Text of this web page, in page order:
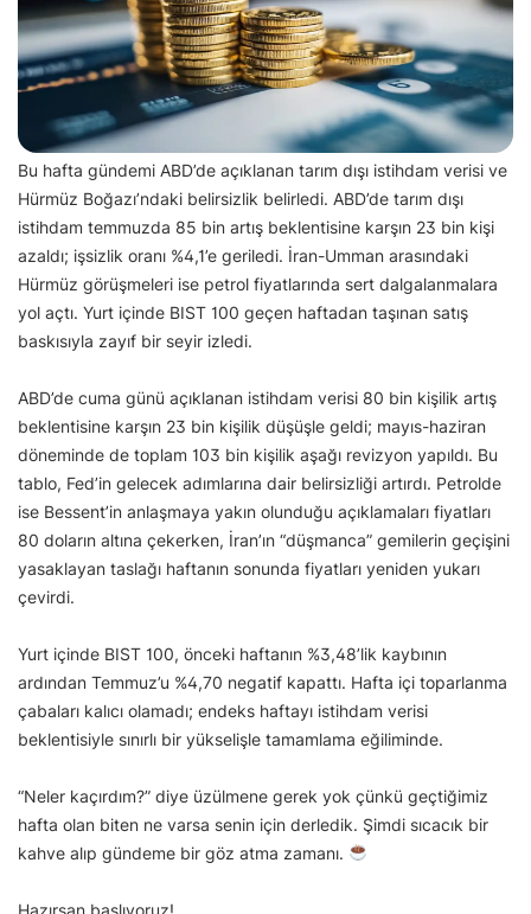
Bu hafta gündemi ABD’de açıklanan tarım dışı istihdam verisi ve
Hürmüz Boğazı’ndaki belirsizlik belirledi. ABD’de tarım dışı
istihdam temmuzda 85 bin artış beklentisine karşın 23 bin kişi
azaldı; işsizlik oranı %4,1’e geriledi. İran-Umman arasındaki
Hürmüz görüşmeleri ise petrol fiyatlarında sert dalgalanmalara
yol açtı. Yurt içinde BIST 100 geçen haftadan taşınan satış
baskısıyla zayıf bir seyir izledi.
ABD’de cuma günü açıklanan istihdam verisi 80 bin kişilik artış
beklentisine karşın 23 bin kişilik düşüşle geldi; mayıs-haziran
döneminde de toplam 103 bin kişilik aşağı revizyon yapıldı. Bu
tablo, Fed’in gelecek adımlarına dair belirsizliği artırdı. Petrolde
ise Bessent’in anlaşmaya yakın olunduğu açıklamaları fiyatları
80 doların altına çekerken, İran’ın “düşmanca” gemilerin geçişini
yasaklayan taslağı haftanın sonunda fiyatları yeniden yukarı
çevirdi.
Yurt içinde BIST 100, önceki haftanın %3,48’lik kaybının
ardından Temmuz’u %4,70 negatif kapattı. Hafta içi toparlanma
çabaları kalıcı olamadı; endeks haftayı istihdam verisi
beklentisiyle sınırlı bir yükselişle tamamlama eğiliminde.
“Neler kaçırdım?” diye üzülmene gerek yok çünkü geçtiğimiz
hafta olan biten ne varsa senin için derledik. Şimdi sıcacık bir
kahve alıp gündeme bir göz atma zamanı.
Hazırsan başlıyoruz!